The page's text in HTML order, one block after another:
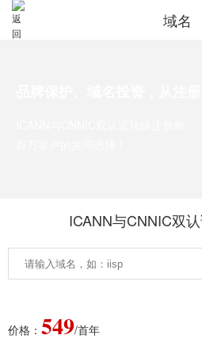
域名
ICANN与CNNIC双
价格： 549/首年